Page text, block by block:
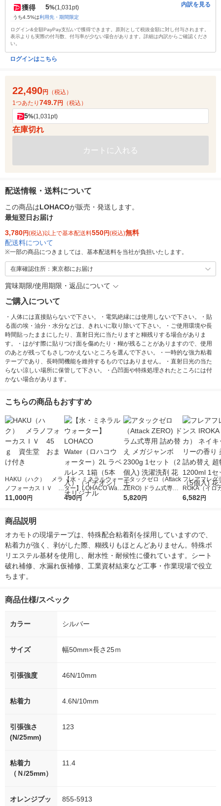
獲得 5%(1,031pt)
うち4.5%は利用先・期間限定
内訳を見る
ログイン&全額PayPay支払いで獲得できます。原則として税抜金額に対し付与されます。
表示よりも実際の付与数、付与率が少ない場合があります。詳細は内訳からご確認くださ
い。
ログインはこちら
22,490円
（税込）
1つあたり 749.7円 （税込）
5%(1,031pt)
在庫切れ
カートに入れる
配送情報・送料について
この商品はLOHACOが販売・発送します。
最短翌日お届け
3,780円(税込)以上で基本配送料550円(税込)無料
配送料について
※一部の商品につきましては、基本配送料を当社が負担いたします。
在庫確認住所：東京都にお届け
賞味期限/使用期限・返品について
ご購入について
・人体には直接貼らないで下さい。・電気絶縁には使用しないで下さい。・貼
る面の埃・油分・水分などは、きれいに取り除いて下さい。・ご使用環境や長
時間貼ったままにしたり、直射日光に当たりますと糊残りする場合がありま
す。・はがす際に貼りつけ面を傷めたり・糊が残ることがありますので、使用
のあとが残ってもさしつかえないところを選んで下さい。・一時的な強力粘着
テープであり、長時間機能を維持するものではありません。・直射日光の当た
らない涼しい場所に保管して下さい。・凸凹面や特殊処理されたところには付
かない場合があります。
こちらの商品もおすすめ
HAKU（ハク） メラ
ノフォーカスＩＶ 4
5ｇ 資生堂 おまけ
11,000円
【水・ミネラルウォー
ター】LOHACO Wate
r（ロハコウォータ
490円
アタックゼロ（Attack
ZERO) ドラム式専用
詰め替え メガジャン
5,820円
フレアフレグ
ROKA（イロ
イキッドリリ
6,582円
商品説明
オカモトの現場テープは、特殊配合粘着剤を採用していますので、
粘着力が強く、剥がした際、糊残りもほとんどありません。特殊ポ
リエステル基材を使用し、耐水性・耐候性に優れています。シート
破れ補修、水漏れ仮補修、工業資材結束など工事・作業現場で役立
ちます。
商品仕様/スペック
カラー シルバー
サイズ 幅50mm×長さ25ｍ
引張強度 46N/10mm
粘着力 4.6N/10mm
引張強さ
(N/25mm)
123
粘着力
（Ｎ/25mm）
11.4
オレンジブッ
855-5913